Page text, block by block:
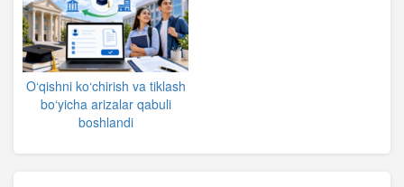
O‘qishni ko‘chirish va tiklash
bo‘yicha arizalar qabuli
boshlandi